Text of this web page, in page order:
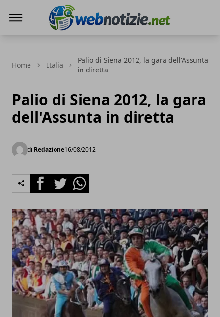
Home Italia
Palio di Siena 2012, la gara dell'Assunta
in diretta
Palio di Siena 2012, la gara
dell'Assunta in diretta
di Redazione16/08/2012
FacebookTwitterWhatsapp